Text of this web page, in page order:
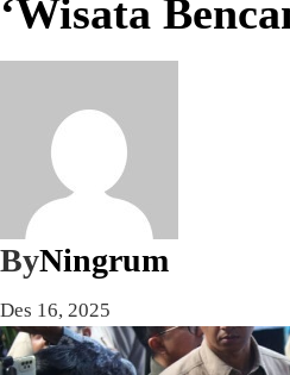
‘Wisata
ByNingrum
Des 16, 2025